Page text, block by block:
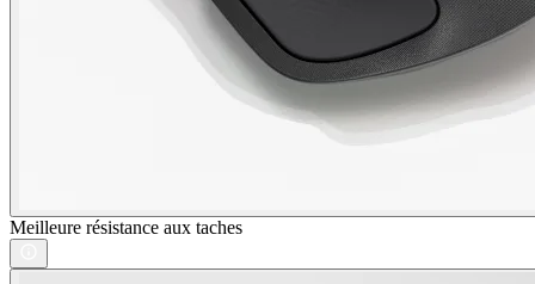
Meilleure résistance aux taches